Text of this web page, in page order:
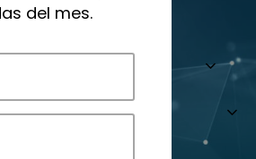
del mes.